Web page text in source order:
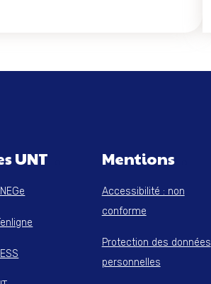
UNT Mentions
Accessibilité : non
conforme
Protection des données
personnelles